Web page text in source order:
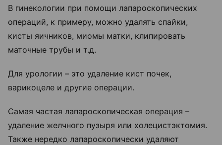
В гинекологии при помощи лапароскопических
операций, к примеру, можно удалять спайки,
кисты яичников, миомы матки, клипировать
маточные трубы и т.д.
Для урологии – это удаление кист почек,
варикоцеле и другие операции.
Самая частая лапароскопическая операция –
удаление желчного пузыря или холецистэктомия.
Также нередко лапароскопически удаляют